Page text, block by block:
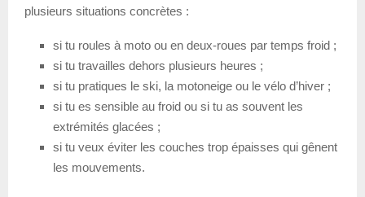
plusieurs situations concrètes :
si tu roules à moto ou en deux-roues par temps froid ;
si tu travailles dehors plusieurs heures ;
si tu pratiques le ski, la motoneige ou le vélo d’hiver ;
si tu es sensible au froid ou si tu as souvent les
extrémités glacées ;
si tu veux éviter les couches trop épaisses qui gênent
les mouvements.